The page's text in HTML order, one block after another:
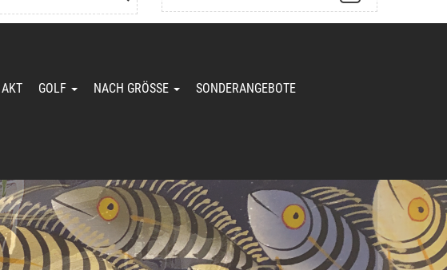
AKT GOLF NACH GRÖSSE SONDERANGEBOTE